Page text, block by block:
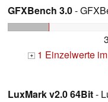
GFXBench 3.0-
+ 1 Einzelwerte
LuxMark v2.0 64Bit-